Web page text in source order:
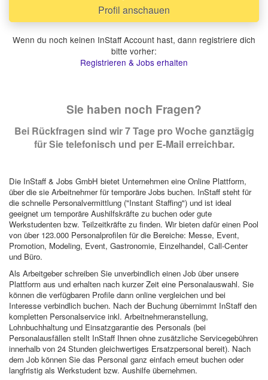
Profil anschauen
Wenn du noch keinen InStaff Account hast, dann registriere dich
bitte vorher:
Registrieren & Jobs erhalten
Sie haben noch Fragen?
Bei Rückfragen sind wir 7 Tage pro Woche ganztägig
für Sie telefonisch und per E-Mail erreichbar.
Die InStaff & Jobs GmbH bietet Unternehmen eine Online Plattform,
über die sie Arbeitnehmer für temporäre Jobs buchen. InStaff steht für
die schnelle Personalvermittlung ("Instant Staffing") und ist ideal
geeignet um temporäre Aushilfskräfte zu buchen oder gute
Werkstudenten bzw. Teilzeitkräfte zu finden. Wir bieten dafür einen Pool
von über 123.000 Personalprofilen für die Bereiche: Messe, Event,
Promotion, Modeling, Event, Gastronomie, Einzelhandel, Call-Center
und Büro.
Als Arbeitgeber schreiben Sie unverbindlich einen Job über unsere
Plattform aus und erhalten nach kurzer Zeit eine Personalauswahl. Sie
können die verfügbaren Profile dann online vergleichen und bei
Interesse verbindlich buchen. Nach der Buchung übernimmt InStaff den
kompletten Personalservice inkl. Arbeitnehmeranstellung,
Lohnbuchhaltung und Einsatzgarantie des Personals (bei
Personalausfällen stellt InStaff Ihnen ohne zusätzliche Servicegebühren
innerhalb von 24 Stunden gleichwertiges Ersatzpersonal bereit). Nach
dem Job können Sie das Personal ganz einfach erneut buchen oder
langfristig als Werkstudent bzw. Aushilfe übernehmen.